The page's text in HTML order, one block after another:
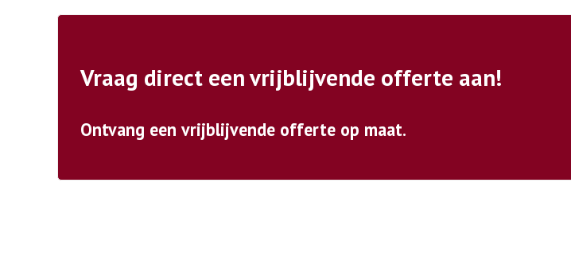
Vraag direct een vrijblijvende offerte aan!
Ontvang een vrijblijvende offerte op maat.